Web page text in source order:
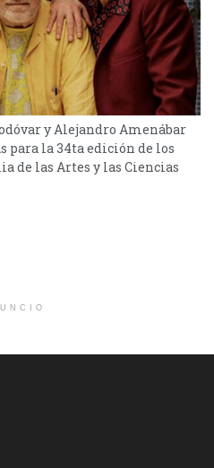
y Alejandro Amenábar
la 34ta edición de los
de las Artes y las Ciencias
dure la guerra”, la
recrea los primeros